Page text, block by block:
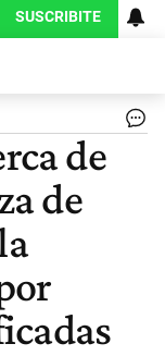
SUSCRIBITE
de
de